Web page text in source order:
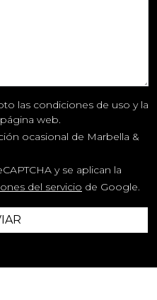
las condiciones de uso y la
web.
ocasional de Marbella &
y se aplican la
del servicio de Google.